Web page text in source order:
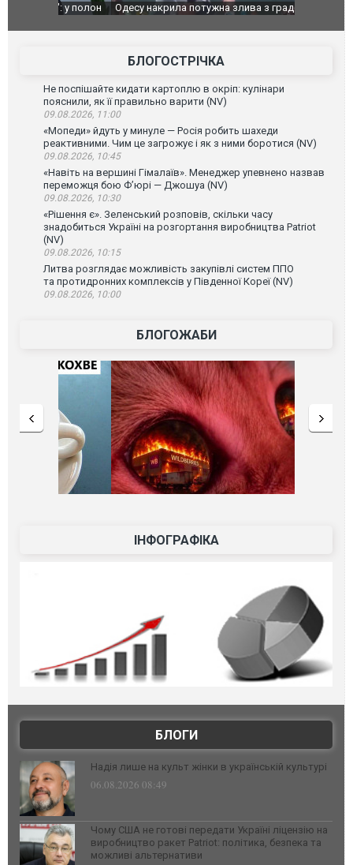
Одесу накрила потужна злива з градом та
Вже
БЛОГОСТРІЧКА
Не поспішайте кидати картоплю в окріп: кулінари
пояснили, як її правильно варити (NV)
09.08.2026, 11:00
«Мопеди» йдуть у минуле — Росія робить шахеди
реактивними. Чим це загрожує і як з ними боротися (NV)
09.08.2026, 10:45
«Навіть на вершині Гімалаїв». Менеджер упевнено назвав
переможця бою Ф’юрі — Джошуа (NV)
09.08.2026, 10:30
«Рішення є». Зеленський розповів, скільки часу
знадобиться Україні на розгортання виробництва Patriot
(NV)
09.08.2026, 10:15
Литва розглядає можливість закупівлі систем ППО
та протидронних комплексів у Південної Кореї (NV)
09.08.2026, 10:00
БЛОГОЖАБИ
ІНФОГРАФІКА
БЛОГИ
Надія лише на культ жінки в українській культурі
06.08.2026 08:49
Чому США не готові передати Україні ліцензію на
виробництво ракет Patriot: політика, безпека та
можливі альтернативи